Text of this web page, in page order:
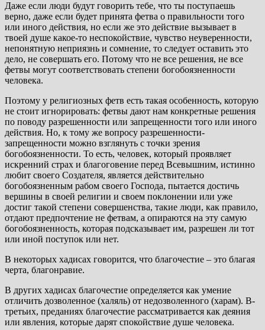
Даже если люди будут говорить тебе, что ты поступаешь
верно, даже если будет принята фетва о правильности того
или иного действия, но если же это действие вызывает в
твоей душе какое-то неспокойствие, чувство неуверенности,
непонятную неприязнь и сомнение, то следует оставить это
дело, не совершать его. Потому что не все решения, не все
фетвы могут соответствовать степени богобоязненности
человека.
Поэтому у религиозных фетв есть такая особенность, которую
не стоит игнорировать: фетвы дают нам конкретные решения
по поводу разрешенности или запрещенности того или иного
действия. Но, к тому же вопросу разрешенности-
запрещенности можно взглянуть с точки зрения
богобоязненности. То есть, человек, который проявляет
искренний страх и благоговение перед Всевышним, истинно
любит своего Создателя, является действительно
богобоязненным рабом своего Господа, пытается достичь
вершины в своей религии и своем поклонении или уже
достиг такой степени совершенства, такие люди, как правило,
отдают предпочтение не фетвам, а опираются на эту самую
богобоязненность, которая подсказывает им, разрешен ли тот
или иной поступок или нет.
В некоторых хадисах говорится, что благочестие – это благая
черта, благонравие.
В других хадисах благочестие определяется как умение
отличить дозволенное (халяль) от недозволенного (харам). В-
третьих, преданиях благочестие рассматривается как деяния
или явления, которые дарят спокойствие душе человека.